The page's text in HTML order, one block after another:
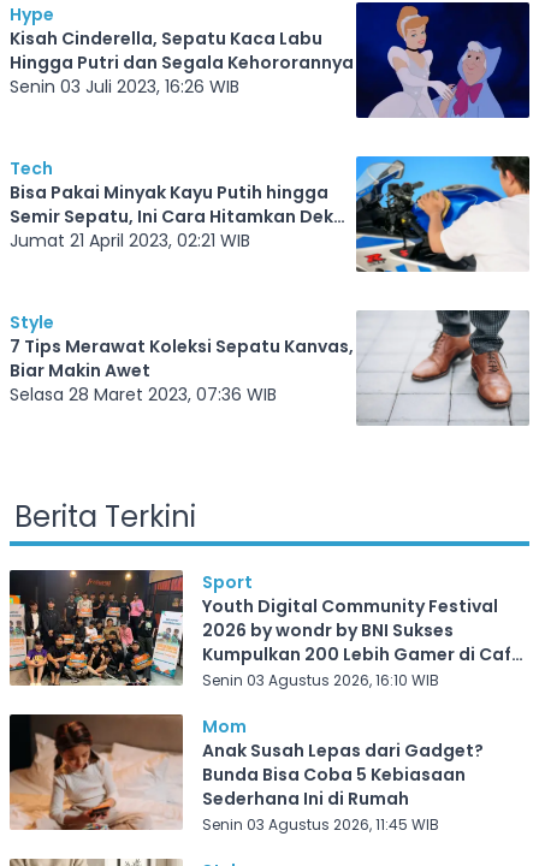
Hype
Kisah Cinderella, Sepatu Kaca Labu
Hingga Putri dan Segala Kehororannya
Senin 03 Juli 2023, 16:26 WIB
Tech
Bisa Pakai Minyak Kayu Putih hingga
Semir Sepatu, Ini Cara Hitamkan Dek
Motor
Jumat 21 April 2023, 02:21 WIB
Style
7 Tips Merawat Koleksi Sepatu Kanvas,
Biar Makin Awet
Selasa 28 Maret 2023, 07:36 WIB
Berita Terkini
Sport
Youth Digital Community Festival
2026 by wondr by BNI Sukses
Kumpulkan 200 Lebih Gamer di Cafe
Frekuensi Depok
Senin 03 Agustus 2026, 16:10 WIB
Mom
Anak Susah Lepas dari Gadget?
Bunda Bisa Coba 5 Kebiasaan
Sederhana Ini di Rumah
Senin 03 Agustus 2026, 11:45 WIB